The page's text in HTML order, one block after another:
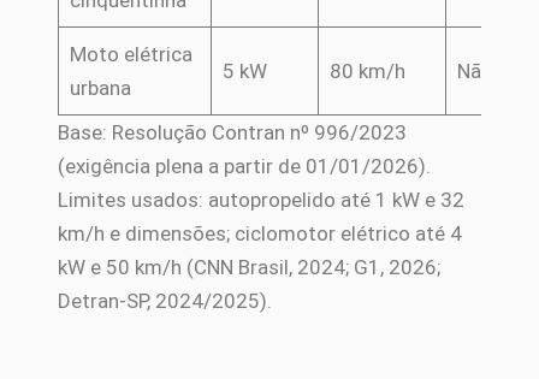
Moto elétrica
urbana
5 kW 80 km/h Não
Base: Resolução Contran nº 996/2023
(exigência plena a partir de 01/01/2026).
Limites usados: autopropelido até 1 kW e 32
km/h e dimensões; ciclomotor elétrico até 4
kW e 50 km/h (CNN Brasil, 2024; G1, 2026;
Detran-SP, 2024/2025).